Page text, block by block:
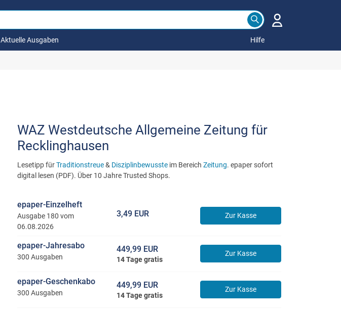
Aktuelle Ausgaben Hilfe
WAZ Westdeutsche Allgemeine Zeitung für
Recklinghausen
Lesetipp fürTraditionstreue& Disziplinbewussteim Bereich Zeitung. epaper sofort
digital lesen (PDF). Über 10 Jahre Trusted Shops.
epaper-Einzelheft
Ausgabe 180 vom
06.08.2026
Zur Kasse
3,49 EUR
epaper-Jahresabo
300 Ausgaben Zur Kasse
449,99 EUR
14 Tage gratis
epaper-Geschenkabo
300 Ausgaben Zur Kasse
449,99 EUR
14 Tage gratis